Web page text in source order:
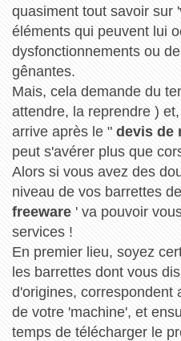
quasiment tout savoir sur
éléments qui peuvent lui
dysfonctionnements ou
gênantes.
Mais, cela demande du
attendre, la reprendre )
arrive après le " devis de
peut s'avérer plus que
Alors si vous avez des
niveau de vos barrettes
freeware' va pouvoir
services !
En premier lieu, soyez
les barrettes dont vous
d'origines, correspondent
de votre 'machine', et
temps de télécharger le